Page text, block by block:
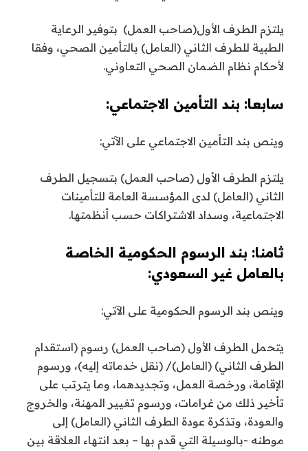
يلتزم الطرف الأول(صاحب العمل) بتوفير الرعاية
الطبية للطرف الثاني (العامل) بالتأمين الصحي، وفقا
لأحكام نظام الضمان الصحي التعاوني.
سابعا: بند التأمين الاجتماعي:
وينص بند التأمين الاجتماعي على الآتي:
يلتزم الطرف الأول (صاحب العمل) بتسجيل الطرف
الثاني (العامل) لدى المؤسسة العامة للتأمينات
الاجتماعية، وسداد الاشتراكات حسب أنظمتها.
ثامنا: بند الرسوم الحكومية الخاصة
بالعامل غير السعودي:
وينص بند الرسوم الحكومية على الآتي:
يتحمل الطرف الأول (صاحب العمل) رسوم (استقدام
الطرف الثاني) (العامل)/ (نقل خدماته إليه)، ورسوم
الإقامة، ورخصة العمل، وتجديدهما، وما يترتب على
تأخير ذلك من غرامات، ورسوم تغيير المهنة، والخروج
والعودة، وتذكرة عودة الطرف الثاني (العامل) إلى
موطنه -بالوسيلة التي قدم بها – بعد انتهاء العلاقة بين